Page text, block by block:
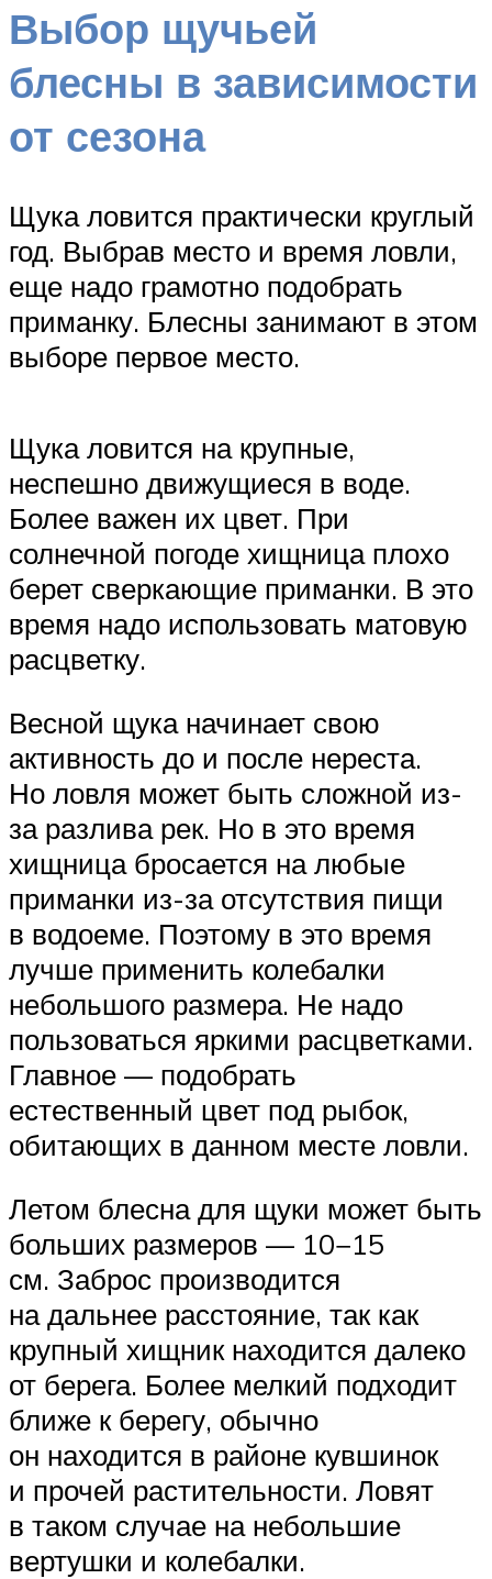
Выбор щучьей
блесны в зависимости
от сезона
Щука ловится практически круглый
год. Выбрав место и время ловли,
еще надо грамотно подобрать
приманку. Блесны занимают в этом
выборе первое место.
Щука ловится на крупные,
неспешно движущиеся в воде.
Более важен их цвет. При
солнечной погоде хищница плохо
берет сверкающие приманки. В это
время надо использовать матовую
расцветку.
Весной щука начинает свою
активность до и после нереста.
Но ловля может быть сложной из-
за разлива рек. Но в это время
хищница бросается на любые
приманки из-за отсутствия пищи
в водоеме. Поэтому в это время
лучше применить колебалки
небольшого размера. Не надо
пользоваться яркими расцветками.
Главное — подобрать
естественный цвет под рыбок,
обитающих в данном месте ловли.
Летом блесна для щуки может быть
больших размеров — 10−15
см. Заброс производится
на дальнее расстояние, так как
крупный хищник находится далеко
от берега. Более мелкий подходит
ближе к берегу, обычно
он находится в районе кувшинок
и прочей растительности. Ловят
в таком случае на небольшие
вертушки и колебалки.